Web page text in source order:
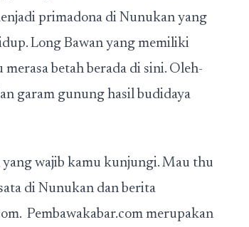
primadona di Nunukan yang
Long Bawan yang memiliki
betah berada di sini. Oleh-
garam gunung hasil budidaya
wajib kamu kunjungi. Mau thu
di Nunukan dan berita
Pembawakabar.com merupakan